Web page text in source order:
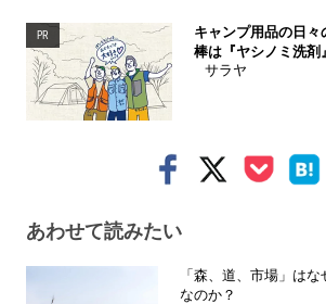
PR
キャンプ用品の日々
棒は『ヤシノミ洗剤』
サラヤ
あわせて読みたい
「森、道、市場」は
なのか？